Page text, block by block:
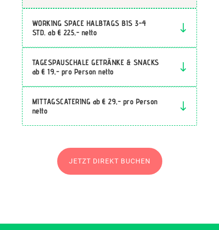
WORKING SPACE HALBTAGS BIS 3-4
STD. ab € 225,- netto
TAGESPAUSCHALE GETRÄNKE & SNACKS
ab € 19,- pro Person netto
MITTAGSCATERING ab € 29,- pro Person
netto
JETZT DIREKT BUCHEN